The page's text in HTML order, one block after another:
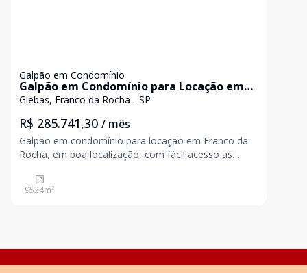
Galpão em Condomínio
Galpão em Condomínio para Locação em
Franco da Rocha
Glebas, Franco da Rocha - SP
R$ 285.741,30 / mês
Galpão em condomínio para locação em Franco da
Rocha, em boa localização, com fácil acesso as
fabril: 8.653,50m²; Capacidade piso: 6 toneladas m²
Pé direito: 12 metros; Docas: 13; Energia: tri
9524m²